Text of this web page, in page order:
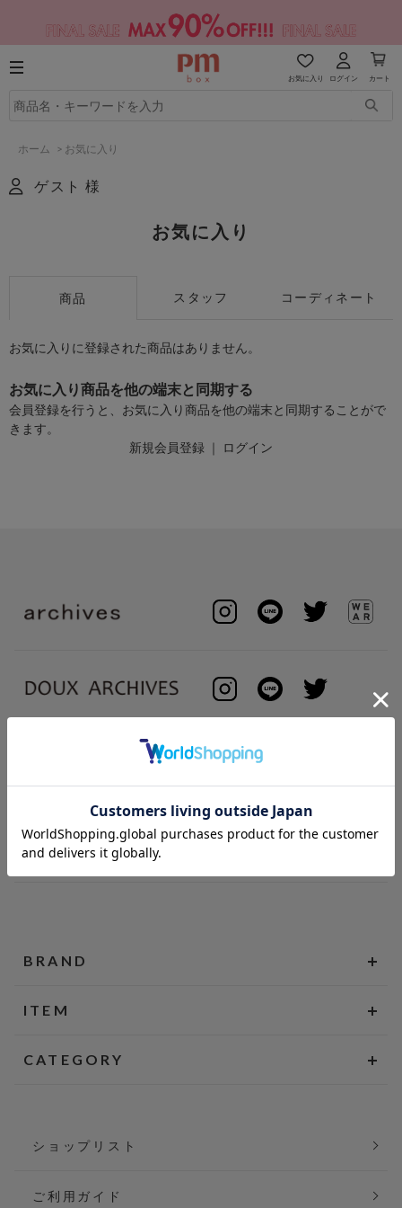
お気に入り ログイン カート
ホーム > お気に入り
ゲスト 様
お気に入り
商品 スタッフ コーディネート
お気に入りに登録された商品はありません。
お気に入り商品を他の端末と同期する
会員登録を行うと、お気に入り商品を他の端末と同期することがで
きます。
新規会員登録 ｜ ログイン
BRAND
ITEM
CATEGORY
ショップリスト
ご利用ガイド